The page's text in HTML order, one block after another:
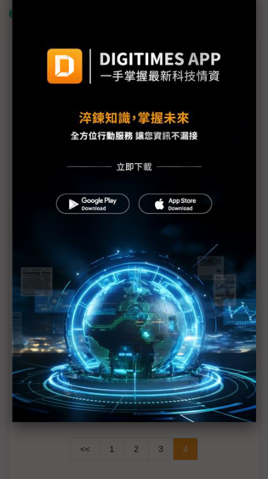
商情專輯－COMPUTEX 2024
COMPUTEX 2024 Forum從應用布局及硬體創新 深
CXL技術發展邁大步 COMPUTEX 2024可望躍升重要
超微為AI PC劃重點 蘇姿丰中國行說了什麼？
NVIDIA、鴻海兩大巨頭GTC相見歡 劉揚偉透露6月
COMPUTEX有驚喜
COMPUTEX 2024 全球科技巨擘共同演繹AI與未來科
COMPUTEX 2024大秀AI肌肉 匯聚全球1,500家廠商
NVIDIA、超微、英特爾三巨頭 將首度齊聚
COMPUTEX 2024
高通執行長Cristiano Amon將於COMPUTEX 2024發
表主題演講
微軟搭英特爾、高通 AI PC首波主秀在COMPUTEX
<< 1 2 3 4